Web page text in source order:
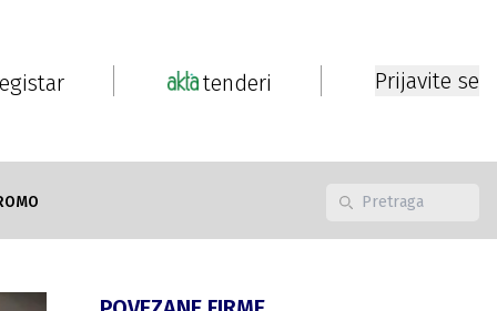
tenderi Prijavite se